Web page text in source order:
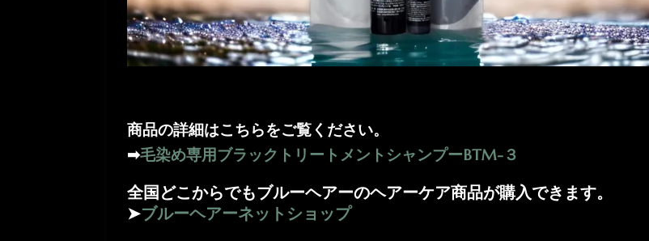
商品の詳細はこちらをご覧ください。
➡毛染め専用ブラックトリートメントシャンプーBTM-３
全国どこからでもブルーヘアーのヘアーケア商品が購入できます。
➤ブルーヘアーネットショップ